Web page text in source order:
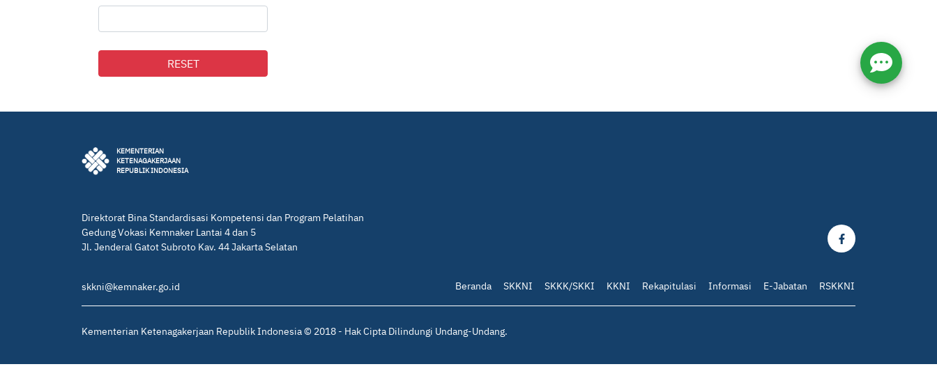
RESET
KEMENTERIAN
KETENAGAKERJAAN
REPUBLIK INDONESIA
Direktorat Bina Standardisasi Kompetensi dan Program Pelatihan
Gedung Vokasi Kemnaker Lantai 4 dan 5
Jl. Jenderal Gatot Subroto Kav. 44 Jakarta Selatan
skkni@kemnaker.go.id Beranda SKKNI SKKK/SKKI KKNI Rekapitulasi Informasi E-Jabatan RSKKNI
Kementerian Ketenagakerjaan Republik Indonesia © 2018 - Hak Cipta Dilindungi Undang-Undang.